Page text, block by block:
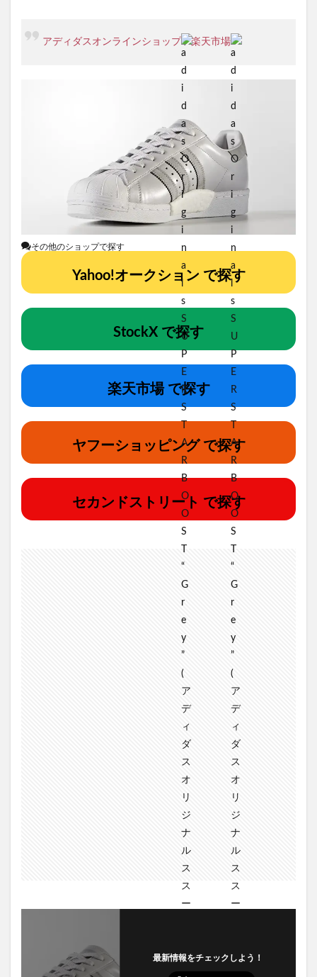
アディダスオンラインショップ /楽天市場
その他のショップで探す
Yahoo!オークション で探す
StockX で探す
楽天市場 で探す
ヤフーショッピング で探す
セカンドストリート で探す
最新情報をチェックしよう！